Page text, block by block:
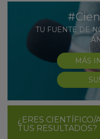
TU FUENTE DE
MÁS
¿ERES
TUS RESULTADOS?